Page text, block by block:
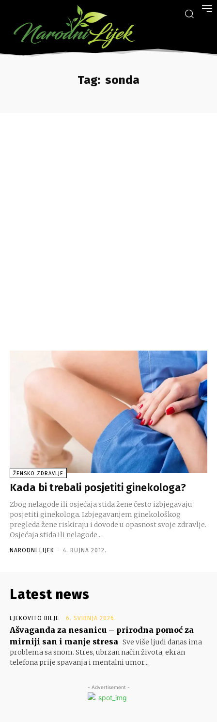
Tag: sonda
ŽENSKO ZDRAVLJE
Kada bi trebali posjetiti ginekologa?
Zbog nelagode ili osjećaja stida žene često izbjegavaju
posjetiti ginekologa. Izbjegavanjem ginekološkog
pregleda žene riskiraju i dovode u opasnost svoje zdravlje.
Osjećaja stida ili nelagode...
NARODNI LIJEK - 4. RUJNA 2012.
Latest news
LJEKOVITO BILJE 6. SVIBNJA 2026.
Ašvaganda za nesanicu – prirodna pomoć za
mirniji san i manje stresa Sve više ljudi danas ima
problema sa snom. Stres, ubrzan način života, ekran
telefona prije spavanja i mentalni umor...
- Advertisement -